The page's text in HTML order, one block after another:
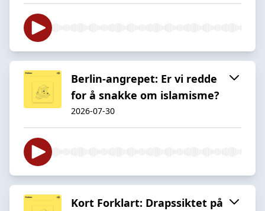
Berlin-angrepet: Er vi redde
for å snakke om islamisme?
2026-07-30
Kort Forklart: Drapssiktet på